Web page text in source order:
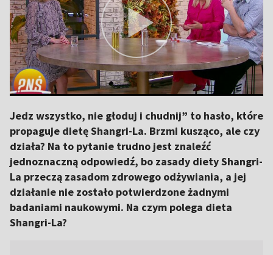
Jedz wszystko, nie głoduj i chudnij” to hasło, które
propaguje dietę Shangri-La. Brzmi kusząco, ale czy
działa? Na to pytanie trudno jest znaleźć
jednoznaczną odpowiedź, bo zasady diety Shangri-
La przeczą zasadom zdrowego odżywiania, a jej
działanie nie zostało potwierdzone żadnymi
badaniami naukowymi. Na czym polega dieta
Shangri-La?